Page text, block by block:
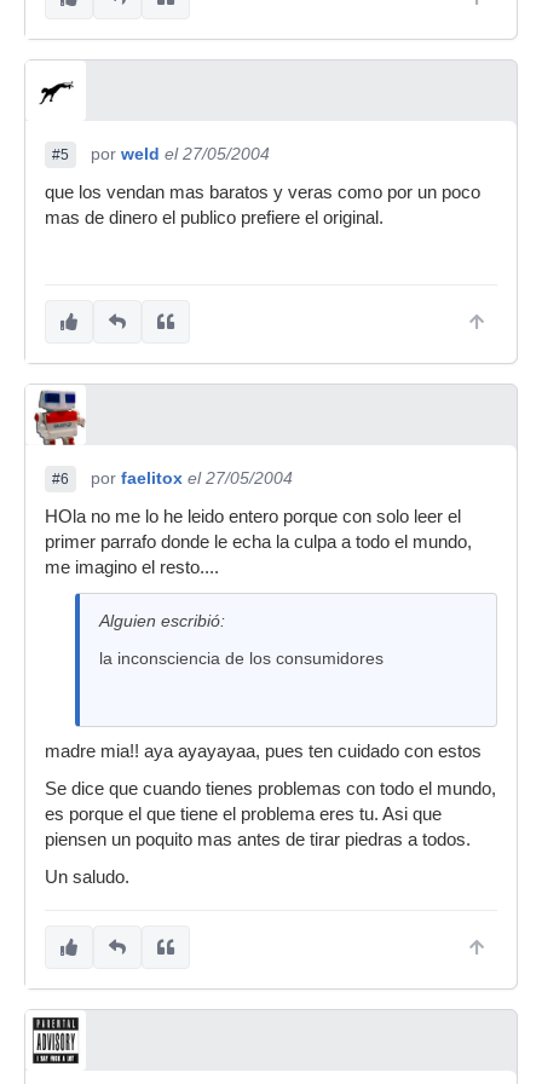
Es cierto que las compañías sabemos que
debemos reciclarnos, pero eso no le da derecho
no se persiguen decidida y severamente
cualquier tipo de venta ilegal?
LAS DISCOGRÁFICAS SÓLO PODRÁN
TANTO, LA CULTURA VA MURIENDO.
Por eso mismo, queremos presentarte en este
oficial, va a estar tirado por los suelos para lucrar
a las mafias.
Por eso decimos “NO A LA PIRATERÍA”, ¿Y TÚ?,
#5 por weld el 27/05/2004
que los vendan mas baratos y veras como por un poco
mas de dinero el publico prefiere el original.
#6 por faelitox el 27/05/2004
HOla no me lo he leido entero porque con solo leer el
primer parrafo donde le echa la culpa a todo el mundo,
me imagino el resto....
Alguien escribió:
la inconsciencia de los consumidores
madre mia!! aya ayayayaa, pues ten cuidado con estos
Se dice que cuando tienes problemas con todo el mundo,
es porque el que tiene el problema eres tu. Asi que
piensen un poquito mas antes de tirar piedras a todos.
Un saludo.